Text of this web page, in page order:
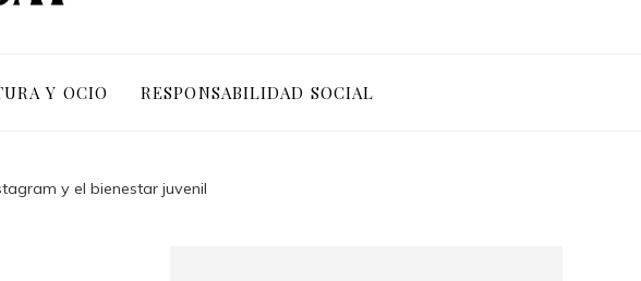
Y OCIO RESPONSABILIDAD SOCIAL
y el bienestar juvenil